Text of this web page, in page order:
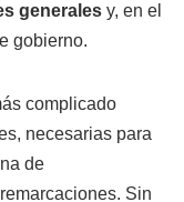
generales y, en el
gobierno.
complicado
necesarias para
de
Sin